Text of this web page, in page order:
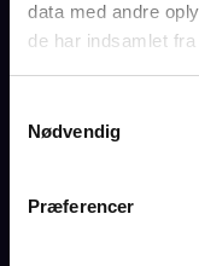
data med andre
de har indsamlet
Nødvendig
Præferencer
OM BOLIGEN
Stort solrigt
Fuldendt
beliggenhed på
midteakserne i
beliggende i husets